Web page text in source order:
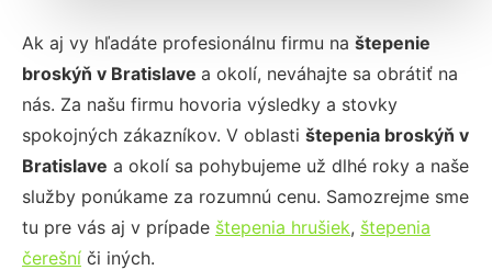
Ak aj vy hľadáte profesionálnu firmu na štepenie
broskýň v Bratislave a okolí, neváhajte sa obrátiť na
nás. Za našu firmu hovoria výsledky a stovky
spokojných zákazníkov. V oblasti štepenia broskýň v
Bratislave a okolí sa pohybujeme už dlhé roky a naše
služby ponúkame za rozumnú cenu. Samozrejme sme
tu pre vás aj v prípade štepenia hrušiek, štepenia
čerešní či iných.